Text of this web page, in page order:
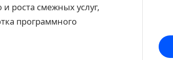
роста смежных услуг,
программного